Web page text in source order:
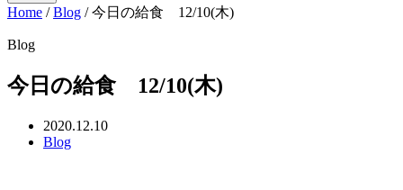
Home /Blog /今日の給食 12/10(木)
Blog
今日の給食 12/10(木)
2020.12.10
Blog